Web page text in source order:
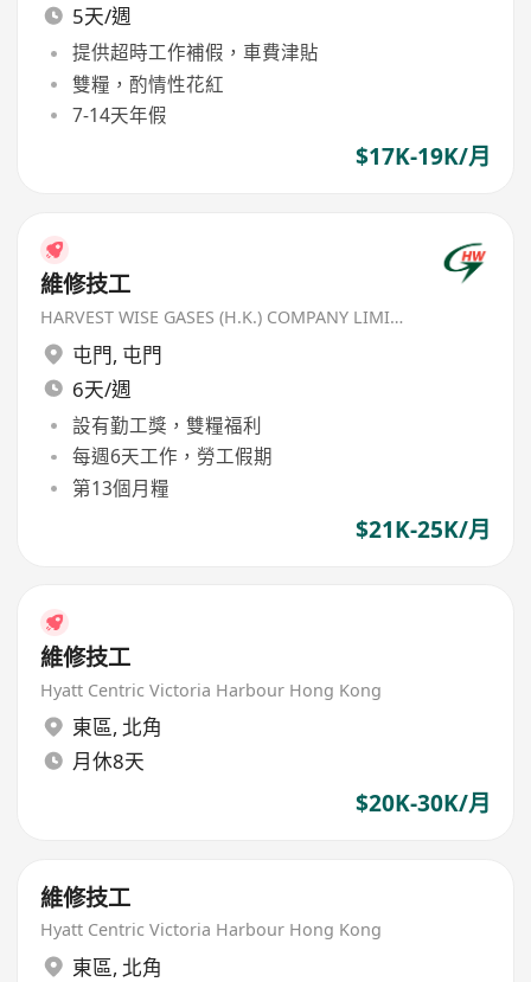
5天/週
提供超時工作補假，車費津貼
雙糧，酌情性花紅
7-14天年假
$17K-19K/月
維修技工
HARVEST WISE GASES (H.K.) COMPANY LIMITED
屯門, 屯門
6天/週
設有勤工獎，雙糧福利
每週6天工作，勞工假期
第13個月糧
$21K-25K/月
維修技工
Hyatt Centric Victoria Harbour Hong Kong
東區, 北角
月休8天
$20K-30K/月
維修技工
Hyatt Centric Victoria Harbour Hong Kong
東區, 北角